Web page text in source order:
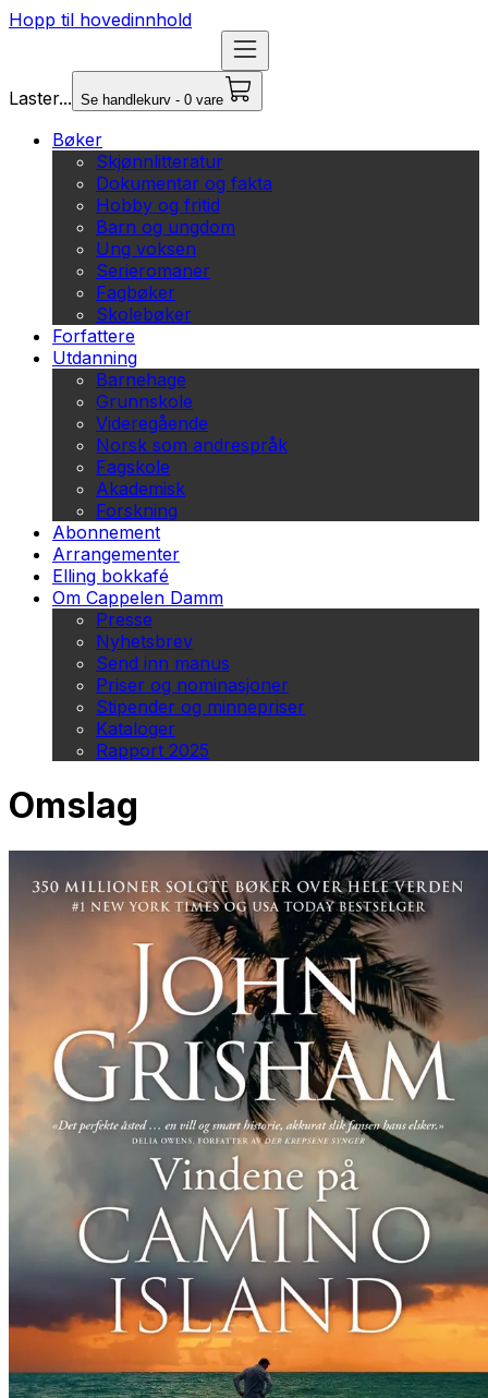
Hopp til hovedinnhold
Laster... Se handlekurv - 0 vare
Bøker
Skjønnlitteratur
Dokumentar og fakta
Hobby og fritid
Barn og ungdom
Ung voksen
Serieromaner
Fagbøker
Skolebøker
Forfattere
Utdanning
Barnehage
Grunnskole
Videregående
Norsk som andrespråk
Fagskole
Akademisk
Forskning
Abonnement
Arrangementer
Elling bokkafé
Om Cappelen Damm
Presse
Nyhetsbrev
Send inn manus
Priser og nominasjoner
Stipender og minnepriser
Kataloger
Rapport 2025
Omslag